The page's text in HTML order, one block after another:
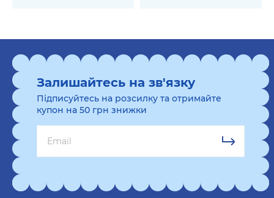
Залишайтесь на зв'язку
Підписуйтесь на розсилку та отримайте
купон на 50 грн знижки